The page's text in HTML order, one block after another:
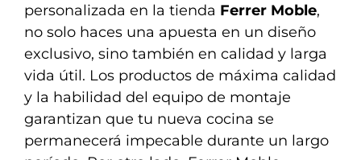
personalizada en la tienda Ferrer Moble,
no solo haces una apuesta en un diseño
exclusivo, sino también en calidad y larga
vida útil. Los productos de máxima calidad
y la habilidad del equipo de montaje
garantizan que tu nueva cocina se
permanecerá impecable durante un largo